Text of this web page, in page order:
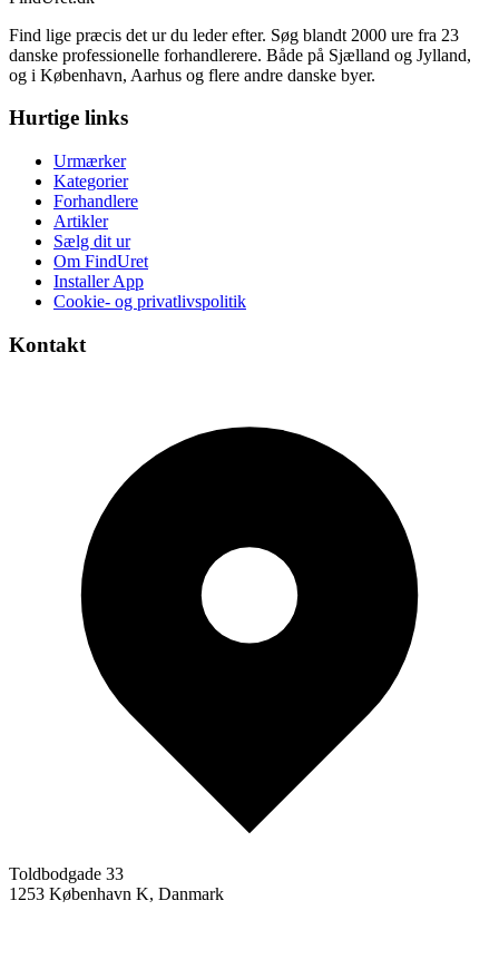
Find lige præcis det ur du leder efter. Søg blandt 2000 ure fra 23
danske professionelle forhandlerere. Både på Sjælland og Jylland,
og i København, Aarhus og flere andre danske byer.
Hurtige links
Urmærker
Kategorier
Forhandlere
Artikler
Sælg dit ur
Om FindUret
Installer App
Cookie- og privatlivspolitik
Kontakt
Toldbodgade 33
1253 København K, Danmark